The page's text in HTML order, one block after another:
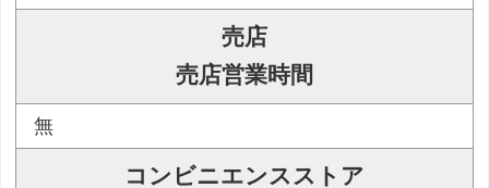
売店
売店営業時間
無
コンビニエンスストア